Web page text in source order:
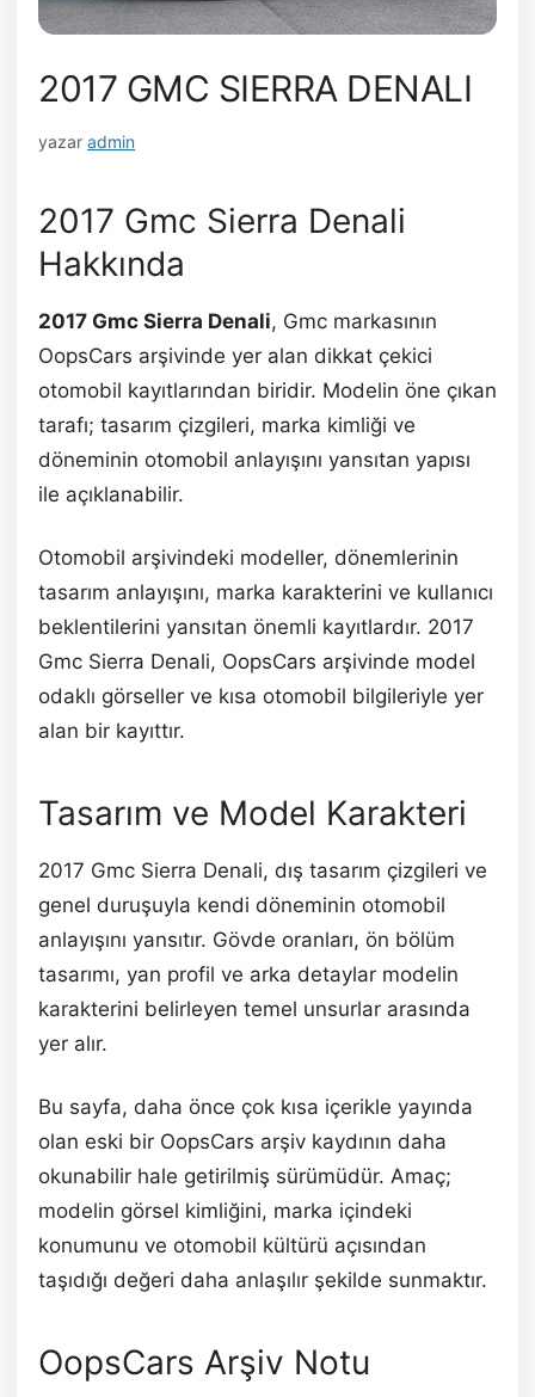
2017 GMC SIERRA DENALI
yazar admin
2017 Gmc Sierra Denali
Hakkında
2017 Gmc Sierra Denali, Gmc markasının
OopsCars arşivinde yer alan dikkat çekici
otomobil kayıtlarından biridir. Modelin öne çıkan
tarafı; tasarım çizgileri, marka kimliği ve
döneminin otomobil anlayışını yansıtan yapısı
ile açıklanabilir.
Otomobil arşivindeki modeller, dönemlerinin
tasarım anlayışını, marka karakterini ve kullanıcı
beklentilerini yansıtan önemli kayıtlardır. 2017
Gmc Sierra Denali, OopsCars arşivinde model
odaklı görseller ve kısa otomobil bilgileriyle yer
alan bir kayıttır.
Tasarım ve Model Karakteri
2017 Gmc Sierra Denali, dış tasarım çizgileri ve
genel duruşuyla kendi döneminin otomobil
anlayışını yansıtır. Gövde oranları, ön bölüm
tasarımı, yan profil ve arka detaylar modelin
karakterini belirleyen temel unsurlar arasında
yer alır.
Bu sayfa, daha önce çok kısa içerikle yayında
olan eski bir OopsCars arşiv kaydının daha
okunabilir hale getirilmiş sürümüdür. Amaç;
modelin görsel kimliğini, marka içindeki
konumunu ve otomobil kültürü açısından
taşıdığı değeri daha anlaşılır şekilde sunmaktır.
OopsCars Arşiv Notu